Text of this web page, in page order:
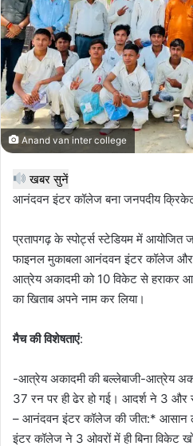
Anand van inter college
खबर सुनें
आनंदवन इंटर कॉलेज बना जनपदीय
प्रतापगढ़ के स्पोर्ट्स स्टेडियम में आयोजित
फाइनल मुकाबला आनंदवन इंटर कॉलेज
आत्रेय अकादमी को 10 विकेट से हराकर
का खिताब अपने नाम कर लिया।
मैच की विशेषताएं:
-आत्रेय अकादमी की बल्लेबाजी-आत्रेय
37 रन पर ही ढेर हो गई। आदर्श ने 3
– आनंदवन इंटर कॉलेज की जीत:* आसान
इंटर कॉलेज ने 3 ओवरों में ही बिना विकेट